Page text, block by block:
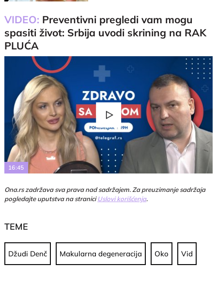
VIDEO: Preventivni pregledi vam mogu
spasiti život: Srbija uvodi skrining na RAK
PLUĆA
Play
Video
16:45
Ona.rs zadržava sva prava nad sadržajem. Za preuzimanje sadržaja
pogledajte uputstva na straniciUslovi korišćenja.
TEME
Džudi Denč Makularna degeneracija Oko Vid